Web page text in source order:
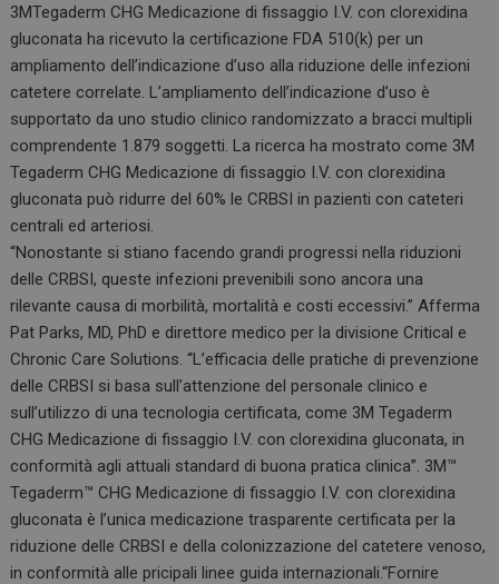
ce
b
o
o
k
ke
dI
n
at
s
A
p
p
3MTegaderm CHG Medicazione di fissaggio I.V. con clorexidina
gluconata ha ricevuto la certificazione FDA 510(k) per un
ampliamento dell’indicazione d’uso alla riduzione delle infezioni
catetere correlate. L’ampliamento dell’indicazione d’uso è
supportato da uno studio clinico randomizzato a bracci multipli
comprendente 1.879 soggetti. La ricerca ha mostrato come 3M
Tegaderm CHG Medicazione di fissaggio I.V. con clorexidina
gluconata può ridurre del 60% le CRBSI in pazienti con cateteri
centrali ed arteriosi.
“Nonostante si stiano facendo grandi progressi nella riduzioni
delle CRBSI, queste infezioni prevenibili sono ancora una
rilevante causa di morbilità, mortalità e costi eccessivi.” Afferma
Pat Parks, MD, PhD e direttore medico per la divisione Critical e
Chronic Care Solutions. “L’efficacia delle pratiche di prevenzione
delle CRBSI si basa sull’attenzione del personale clinico e
sull’utilizzo di una tecnologia certificata, come 3M Tegaderm
CHG Medicazione di fissaggio I.V. con clorexidina gluconata, in
conformità agli attuali standard di buona pratica clinica”. 3M™
Tegaderm™ CHG Medicazione di fissaggio I.V. con clorexidina
gluconata è l’unica medicazione trasparente certificata per la
riduzione delle CRBSI e della colonizzazione del catetere venoso,
in conformità alle pricipali linee guida internazionali.“Fornire